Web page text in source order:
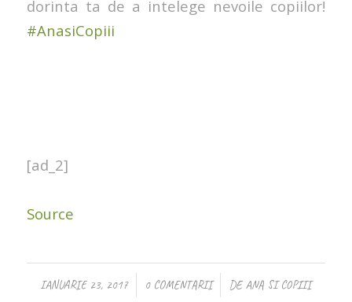
dorinta ta de a intelege nevoile copiilor!
#AnasiCopiii
[ad_2]
Source
IANUARIE 23, 2017
/ 0 COMENTARII
/ DE ANA SI COPIII